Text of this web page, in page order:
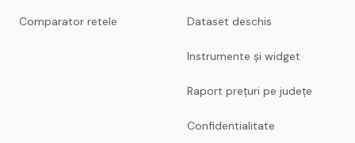
Comparator retele Dataset deschis
Instrumente și widget
Raport prețuri pe județe
Confidentialitate